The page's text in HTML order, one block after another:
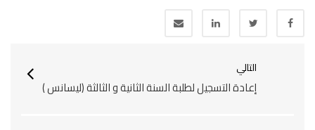
التالي
إعادة التسجيل لطلبة السنة الثانية و الثالثة (ليسانس )